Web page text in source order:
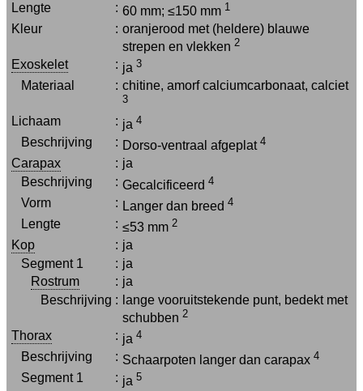
Lengte
: 60 mm; ≤150 mm 1
Kleur : oranjerood met (heldere) blauwe
strepen en vlekken 2
Exoskelet : ja 3
Materiaal : chitine, amorf calciumcarbonaat, calciet
3
Lichaam : ja 4
Beschrijving : Dorso-ventraal afgeplat 4
Carapax : ja
Beschrijving
: Gecalcificeerd 4
Vorm : Langer dan breed 4
Lengte : ≤53 mm 2
Kop : ja
Segment 1
: ja
Rostrum
: ja
Beschrijving : lange vooruitstekende punt, bedekt met
schubben 2
Thorax : ja 4
Beschrijving : Schaarpoten langer dan carapax 4
Segment 1 : ja 5